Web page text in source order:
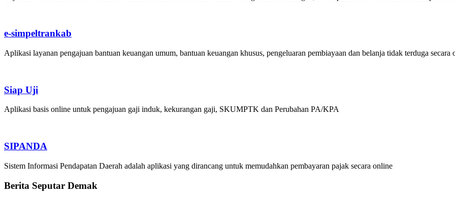
e-simpeltrankab
Aplikasi layanan pengajuan bantuan keuangan umum, bantuan keuangan khusus, pengeluaran pembiayaan dan belanja tidak terduga secara
Siap Uji
Aplikasi basis online untuk pengajuan gaji induk, kekurangan gaji, SKUMPTK dan Perubahan PA/KPA
SIPANDA
Sistem Informasi Pendapatan Daerah adalah aplikasi yang dirancang untuk memudahkan pembayaran pajak secara online
Berita Seputar Demak